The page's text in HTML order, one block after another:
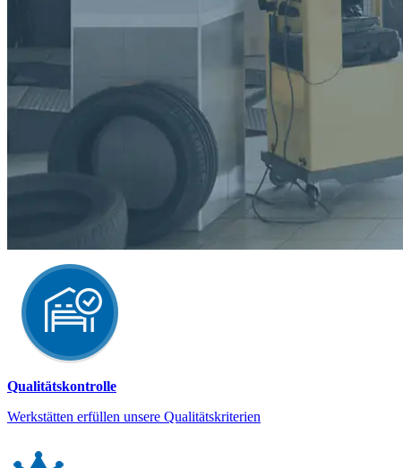
Qualitätskontrolle
Werkstätten erfüllen unsere Qualitätskriterien